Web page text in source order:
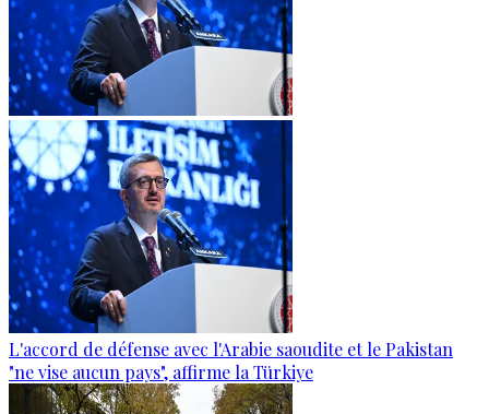
L'accord de défense avec l'Arabie saoudite et le Pakistan
"ne vise aucun pays", affirme la Türkiye